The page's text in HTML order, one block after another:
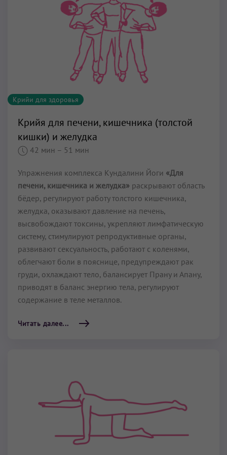
Крийи для здоровья
Крийя для печени, кишечника (толстой
кишки) и желудка
42 мин – 51 мин
Упражнения комплекса Кундалини Йоги «Для
печени, кишечника и желудка» раскрывают область
бёдер, регулируют работу толстого кишечника,
желудка, оказывают давление на печень,
высвобождают токсины, укрепляют лимфатическую
систему, стимулируют репродуктивные органы,
развивают сексуальность, работают с коленями,
облегчают боли в пояснице, предупреждают рак
груди, охлаждают тело, балансирует Прану и Апану,
приводят в баланс энергию тела, регулируют
содержание в теле металлов.
Читать далее...